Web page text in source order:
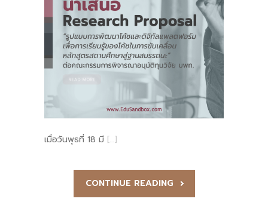
เมื่อวันพุธที่ 18 มี […]
CONTINUE READING